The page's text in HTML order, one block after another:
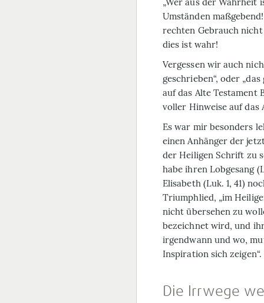
Umständen
rechten Gebrauch
dies ist wahr!
Vergessen wir auch
geschrieben“, oder
auf das Alte Testament
voller Hinweise auf das
Es war mir besonders
einen Anhänger der
der Heiligen Schrift zu
habe ihren Lobgesang
Elisabeth (Luk. 1, 41)
Triumphlied, „im
nicht übersehen zu
bezeichnet wird, und
irgendwann und wo,
Inspiration sich zeigen“.
Die Irrwege